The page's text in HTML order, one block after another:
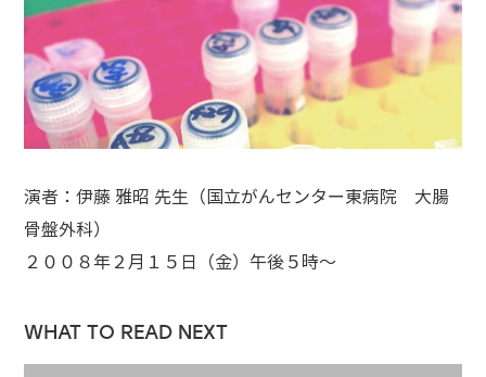
演者：伊藤 雅昭 先生（国立がんセンター東病院 大腸
骨盤外科）
２００８年２月１５日（金）午後５時～
WHAT TO READ NEXT